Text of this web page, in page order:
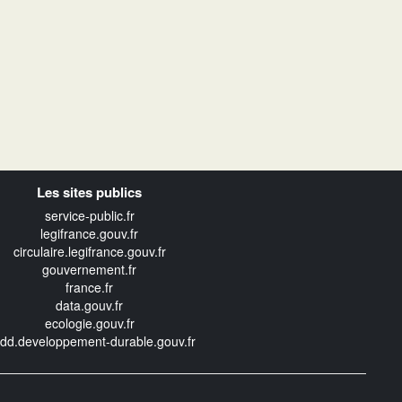
Les sites publics
service-public.fr
legifrance.gouv.fr
circulaire.legifrance.gouv.fr
gouvernement.fr
france.fr
data.gouv.fr
ecologie.gouv.fr
durable.gouv.fr